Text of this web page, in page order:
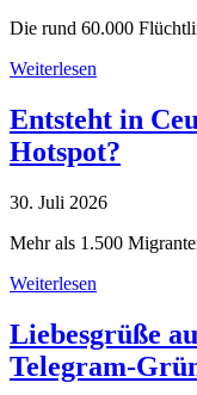
Die rund 60.000
Weiterlesen
Entsteht in
Hotspot?
30. Juli 2026
Mehr als 1.500
Weiterlesen
Liebesgrüße
Telegram-